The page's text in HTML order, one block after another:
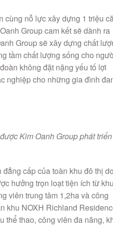
nghiệp cho những gia đình
Kim Oanh Group phát triển
cấp của toàn khu đô thị do
hưởng trọn loạt tiện ích từ khu
viên trung tâm 1,2ha và công
khu NOXH Richland Residence
Oanh Group đưa ra giá bán
cấp. Chưa hết, người mua
hàng còn được tặng quà,
đến 12 tỷ đồng.